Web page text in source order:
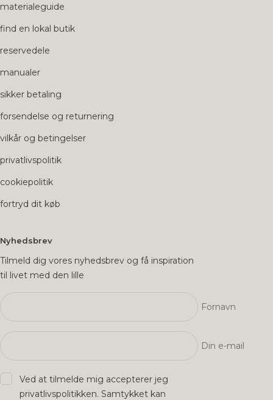
materialeguide
find en lokal butik
reservedele
manualer
sikker betaling
forsendelse og returnering
vilkår og betingelser
privatlivspolitik
cookiepolitik
fortryd dit køb
Nyhedsbrev
Tilmeld dig vores nyhedsbrev og få inspiration
til livet med den lille
Fornavn
Din e-mail
Ved at tilmelde mig accepterer jeg
privatlivspolitikken. Samtykket kan